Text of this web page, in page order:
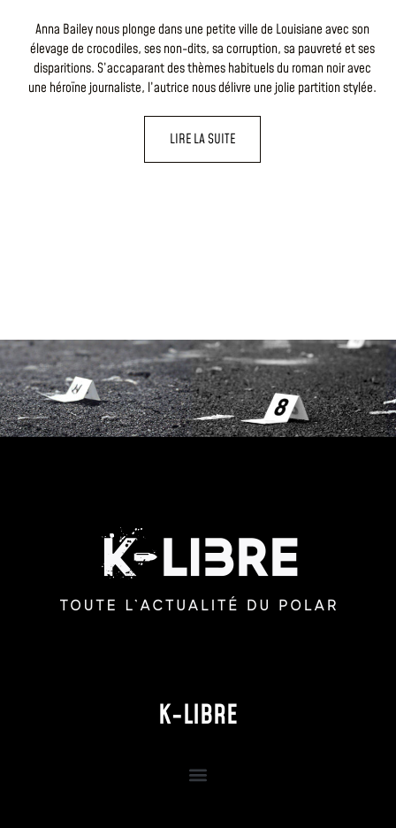
Anna Bailey nous plonge dans une petite ville de Louisiane avec son
élevage de crocodiles, ses non-dits, sa corruption, sa pauvreté et ses
disparitions. S’accaparant des thèmes habituels du roman noir avec
une héroïne journaliste, l’autrice nous délivre une jolie partition stylée.
LIRE LA SUITE
K-LIBRE